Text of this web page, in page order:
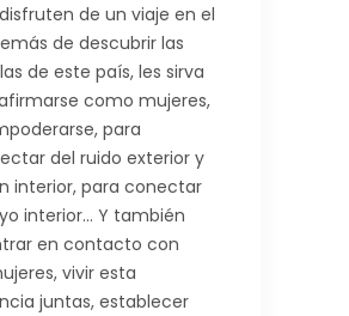
de un viaje en el
de descubrir las
de este país, les sirva
como mujeres,
para
del ruido exterior y
interior, para conectar
interior… Y también
en contacto con
vivir esta
juntas, establecer